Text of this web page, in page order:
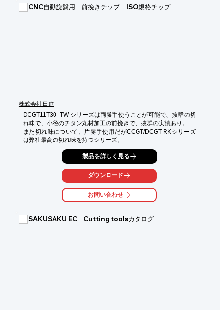
【特長】
CNC自動旋盤用 前挽きチップ ISO規格チップ
株式会社日進
DCGT11T30 -TW シリーズは両勝手使うことが可能で、抜群の切
れ味で、小径のチタン丸材加工の前挽きで、抜群の実績あり。
また切れ味について、片勝手使用だがCCGT/DCGT-RKシリーズ
は弊社最高の切れ味を持つシリーズ。
製品を詳しく見る
ダウンロード
お問い合わせ
SAKUSAKU EC Cutting toolsカタログ